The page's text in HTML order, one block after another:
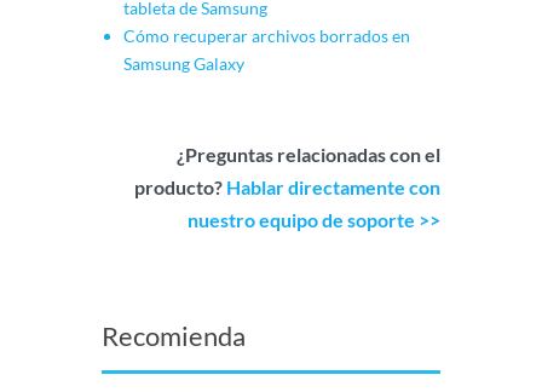
tableta de Samsung
Cómo recuperar archivos borrados en
Samsung Galaxy
¿Preguntas relacionadas con el
producto? Hablar directamente con
nuestro equipo de soporte >>
Recomienda